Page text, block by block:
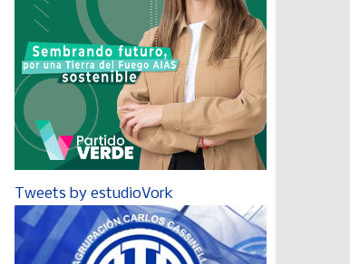
Tweets by estudioVork